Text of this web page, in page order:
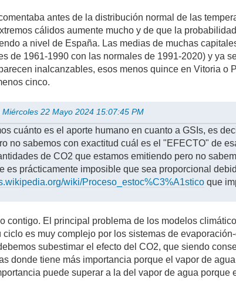
antes de la distribución normal de las
cálidos aumente mucho y de que la
a nivel de España. Las medias de muchas
de 1961-1990 con las normales de 1991-2020) y ya
inalcanzables, esos menos quince en Vitoria o
cinco.
22 Mayo 2024 15:07:45 PM
cuánto es el aporte humano en cuanto a GSIs, es
no sabemos con exactitud cuál es el "EFECTO" de
de CO2 que estamos emitiendo pero no
es prácticamente imposible que sea proporcional
wiki/Proceso_estoc%C3%A1stico que
contigo. El principal problema de los modelos
es muy complejo por los sistemas de
subestimar el efecto del CO2, que siendo
donde tiene más importancia porque el vapor de
puede superar a la del vapor de agua porque